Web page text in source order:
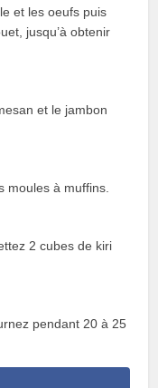
et les oeufs puis
jusqu’à obtenir
et le jambon
moules à muffins.
2 cubes de kiri
pendant 20 à 25